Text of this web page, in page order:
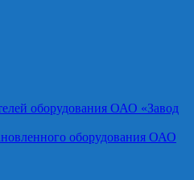
оборудования ОАО «Завод
оборудования ОАО